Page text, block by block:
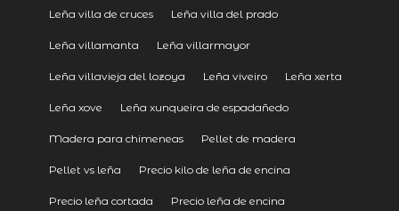
Leña villa de cruces Leña villa del prado
Leña villamanta Leña villarmayor
Leña villavieja del lozoya Leña viveiro Leña xerta
Leña xove Leña xunqueira de espadañedo
Madera para chimeneas Pellet de madera
Pellet vs leña Precio kilo de leña de encina
Precio leña cortada Precio leña de encina